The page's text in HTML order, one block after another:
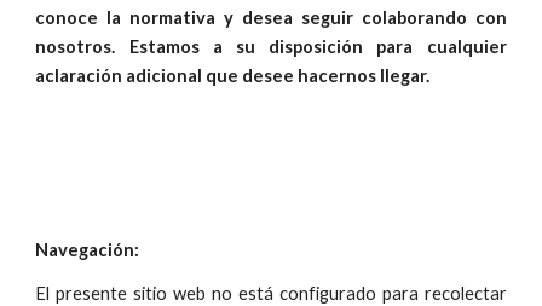
conoce la normativa y desea seguir colaborando con
nosotros. Estamos a su disposición para cualquier
aclaración adicional que desee hacernos llegar.
Navegación:
El presente sitio web no está configurado para recolectar